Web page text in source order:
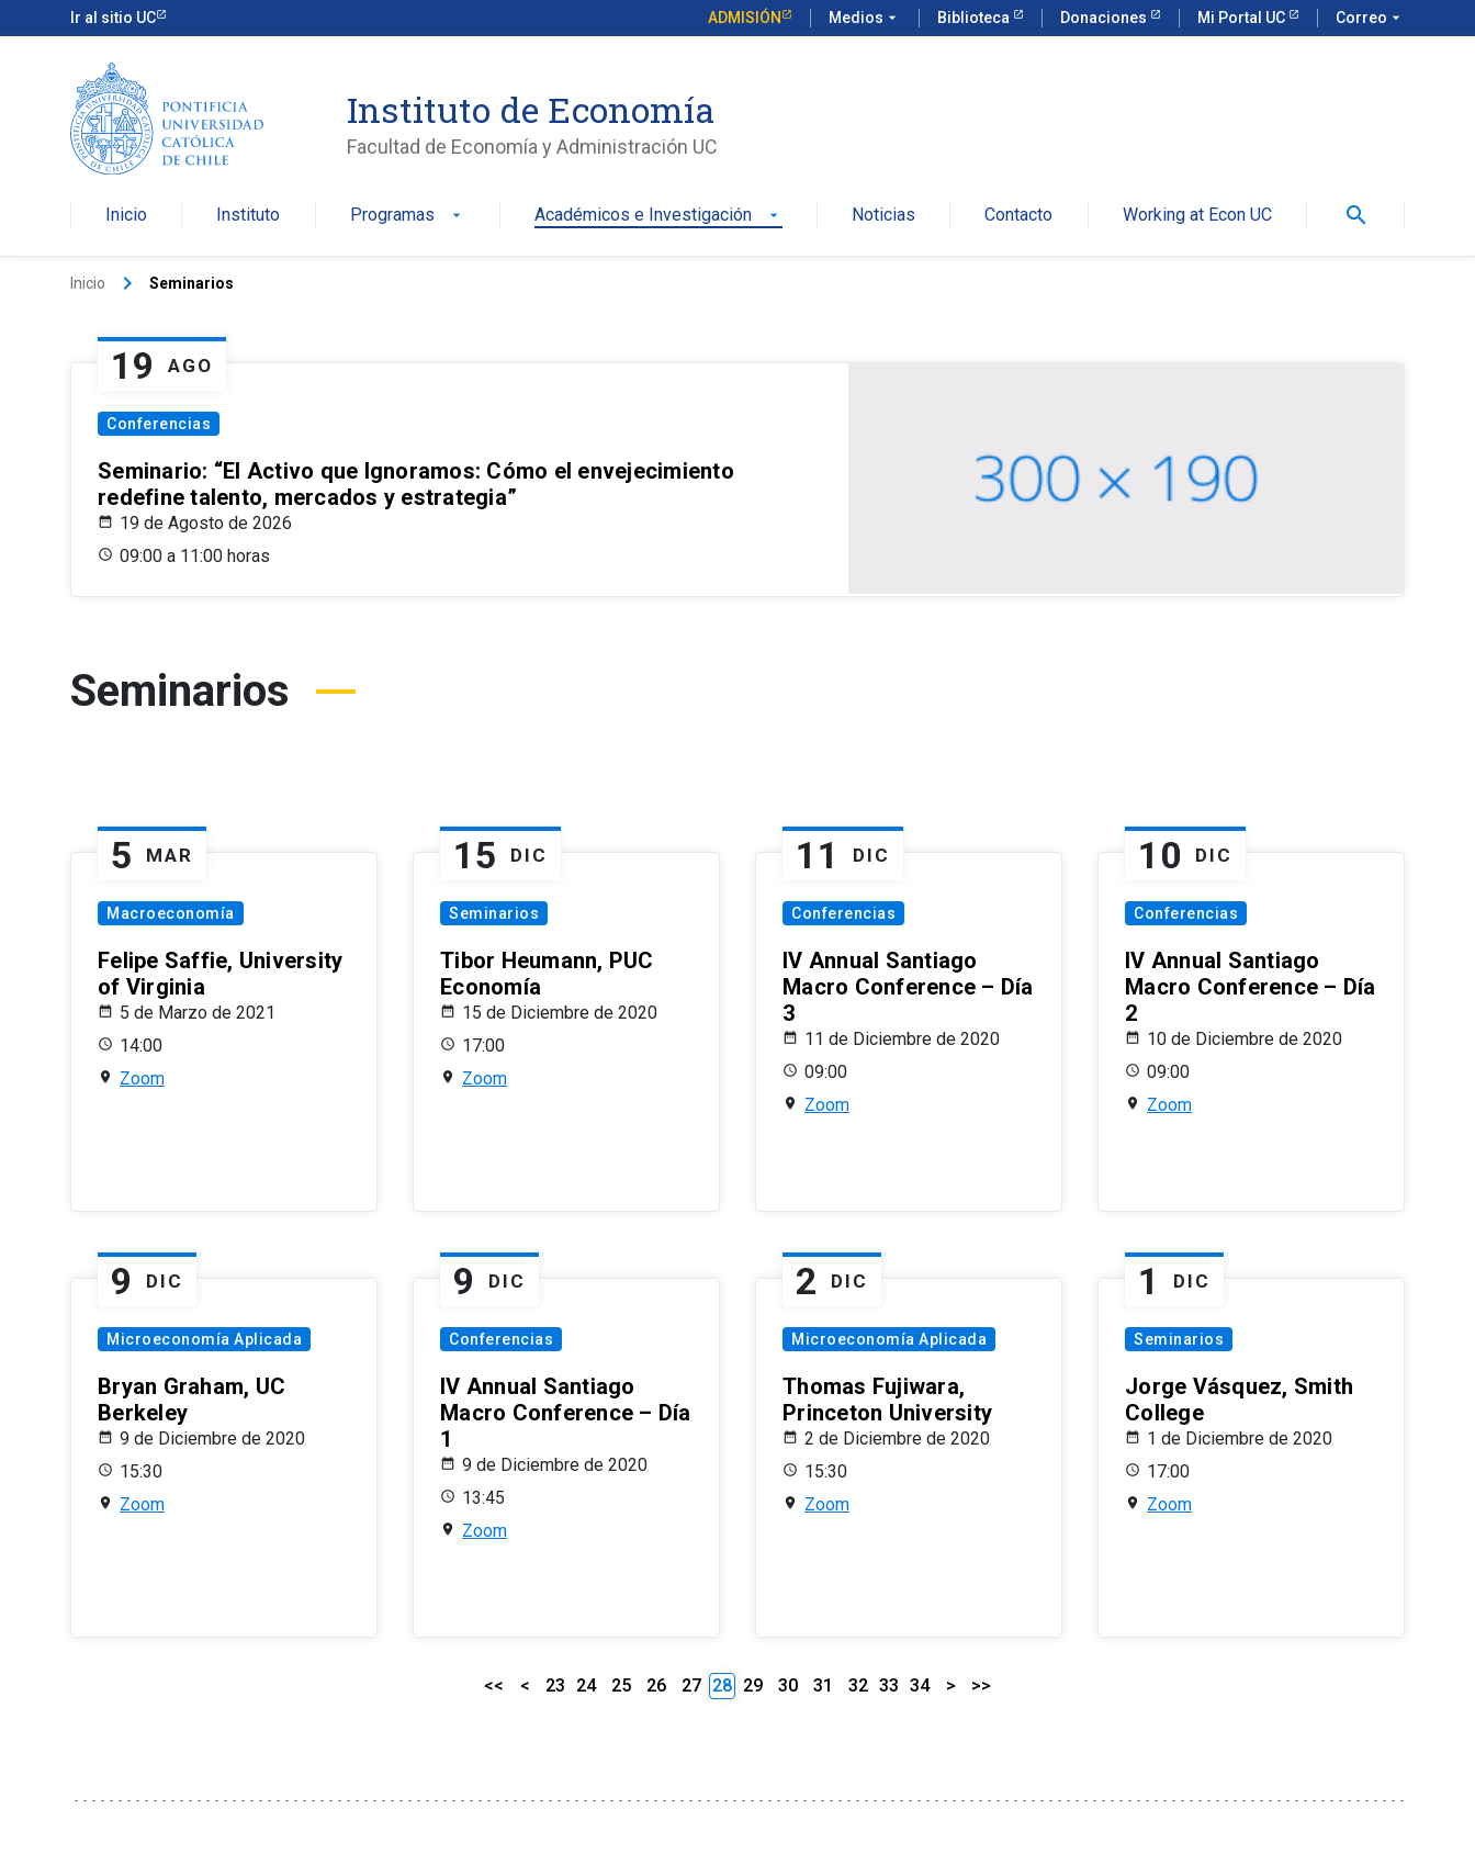
Ir al sitio UC ADMISIÓN Medios arrow_drop_down Biblioteca Donaciones Mi Portal UC Correo arrow_drop_down
Instituto de Economía
Facultad de Economía y Administración UC
Inicio Instituto Programas arrow_drop_down Académicos e Investigación arrow_drop_down Noticias Contacto Working at Econ UC search
Inicio keyboard_arrow_right Seminarios
19 AGO
Conferencias
Seminario: “El Activo que Ignoramos: Cómo el envejecimiento
redefine talento, mercados y estrategia”
19 de Agosto de 2026
09:00 a 11:00 horas
Seminarios
5 MAR
Macroeconomía
Felipe Saffie, University
of Virginia
5 de Marzo de 2021
14:00
Zoom
15 DIC
Seminarios
Tibor Heumann, PUC
Economía
15 de Diciembre de 2020
17:00
Zoom
11 DIC
Conferencias
IV Annual Santiago
Macro Conference – Día
3
11 de Diciembre de 2020
09:00
Zoom
10 DIC
Conferencias
IV Annual Santiago
Macro Conference – Día
2
10 de Diciembre de 2020
09:00
Zoom
9 DIC
Microeconomía Aplicada
Bryan Graham, UC
Berkeley
9 de Diciembre de 2020
15:30
Zoom
9 DIC
Conferencias
IV Annual Santiago
Macro Conference – Día
1
9 de Diciembre de 2020
13:45
Zoom
2 DIC
Microeconomía Aplicada
Thomas Fujiwara,
Princeton University
2 de Diciembre de 2020
15:30
Zoom
1 DIC
Seminarios
Jorge Vásquez, Smith
College
1 de Diciembre de 2020
17:00
Zoom
<< < 23 24 25 26 27 28 29 30 31 32 33 34 > >>